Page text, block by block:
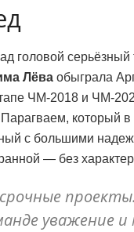
головой
Лёва обыграла
ЧМ-2018 и ЧМ-
который
с большими
— без
уважение